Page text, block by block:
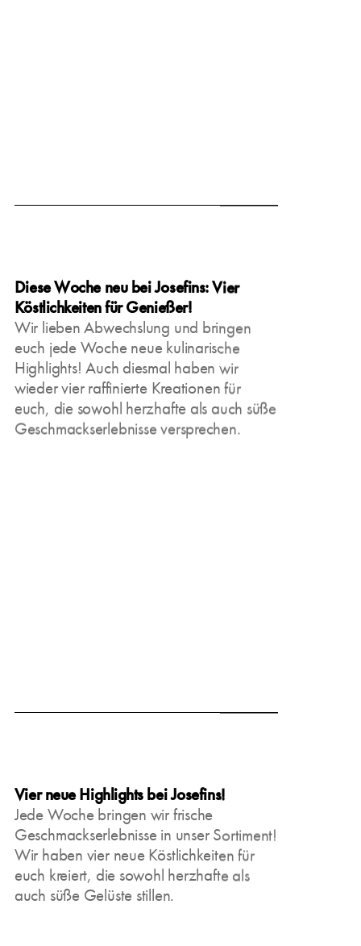
March 15, 2025
Diese Woche neu bei Josefins: Vier
Köstlichkeiten für Genießer!
Wir lieben Abwechslung und bringen
euch jede Woche neue kulinarische
Highlights! Auch diesmal haben wir
wieder vier raffinierte Kreationen für
euch, die sowohl herzhafte als auch süße
Geschmackserlebnisse versprechen.
March 15, 2025
Vier neue Highlights bei Josefins!
Jede Woche bringen wir frische
Geschmackserlebnisse in unser Sortiment!
Wir haben vier neue Köstlichkeiten für
euch kreiert, die sowohl herzhafte als
auch süße Gelüste stillen.